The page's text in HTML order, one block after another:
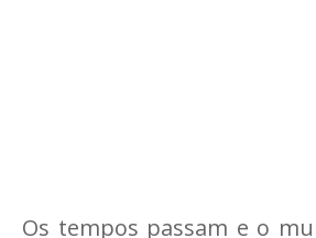
Os tempos passam e o